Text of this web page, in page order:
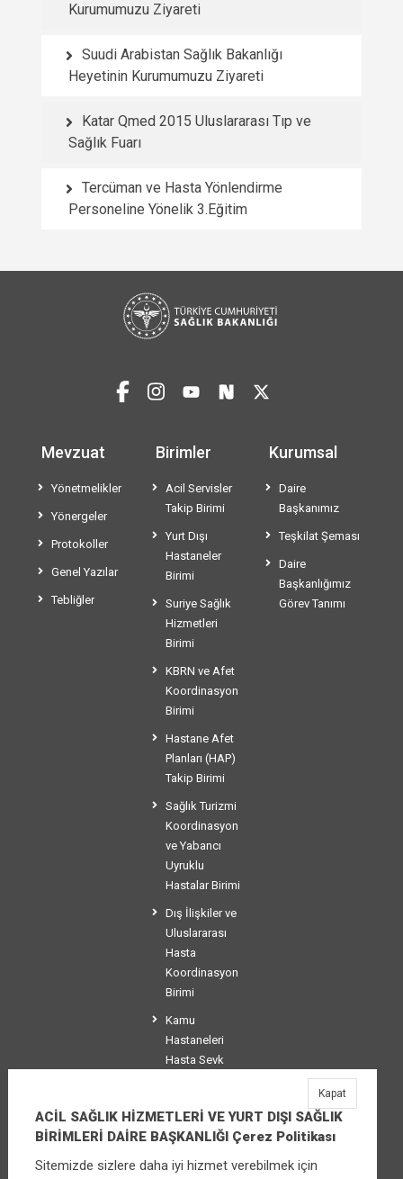
Kurumumuzu Ziyareti
Suudi Arabistan Sağlık Bakanlığı
Heyetinin Kurumumuzu Ziyareti
Katar Qmed 2015 Uluslararası Tıp ve
Sağlık Fuarı
Tercüman ve Hasta Yönlendirme
Personeline Yönelik 3.Eğitim
Mevzuat
Yönetmelikler
Yönergeler
Protokoller
Genel Yazılar
Tebliğler
Birimler
Acil Servisler
Takip Birimi
Yurt Dışı
Hastaneler
Birimi
Suriye Sağlık
Hizmetleri
Birimi
KBRN ve Afet
Koordinasyon
Birimi
Hastane Afet
Planları (HAP)
Takip Birimi
Sağlık Turizmi
Koordinasyon
ve Yabancı
Uyruklu
Hastalar Birimi
Dış İlişkiler ve
Uluslararası
Hasta
Koordinasyon
Birimi
Kamu
Hastaneleri
Hasta Sevk
Kurumsal
Daire
Başkanımız
Teşkilat Şeması
Daire
Başkanlığımız
Görev Tanımı
ACİL SAĞLIK HİZMETLERİ VE YURT DIŞI
ACİL SAĞLIK HİZMETLERİ VE YURT DIŞI SAĞLIK
BİRİMLERİ DAİRE BAŞKANLIĞI Çerez Politikası
Sitemizde sizlere daha iyi hizmet verebilmek için
Kapat